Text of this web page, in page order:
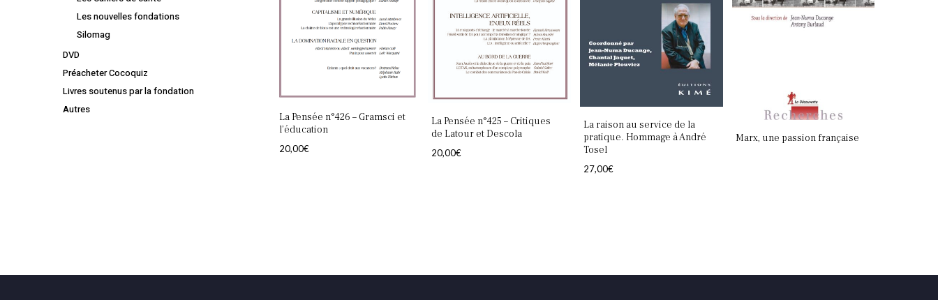
Votre panier est vide.
ancien
Les nouvelles fondations
Silomag
DVD
Préacheter Cocoquiz
Livres soutenus par la fondation
Autres
La Pensée n°426 – Gramsci et
l’éducation
20,00€
La Pensée n°425 – Critiques
de Latour et Descola
20,00€
La raison au service de la
pratique. Hommage à André
Tosel
27,00€
Marx, une passion française